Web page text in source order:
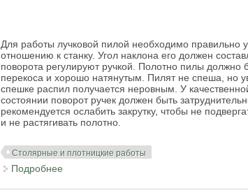
Для работы лучковой пилой необходимо правильно
отношению к станку. Угол наклона его должен
поворота регулируют ручкой. Полотно пилы
перекоса и хорошо натянутым. Пилят не спеша, но
спешке распил получается неровным.У
состоянии поворот ручек должен быть
рекомендуется ослабить закрутку, чтобы не
и не растягивать полотно.
Столярные и плотницкие работы
Подробнее